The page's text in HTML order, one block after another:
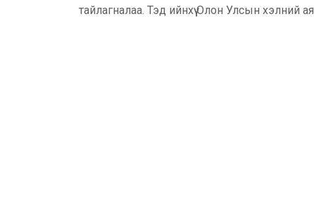
тайлагналаа. Тэд ийнхүү Олон Улсын хэлний